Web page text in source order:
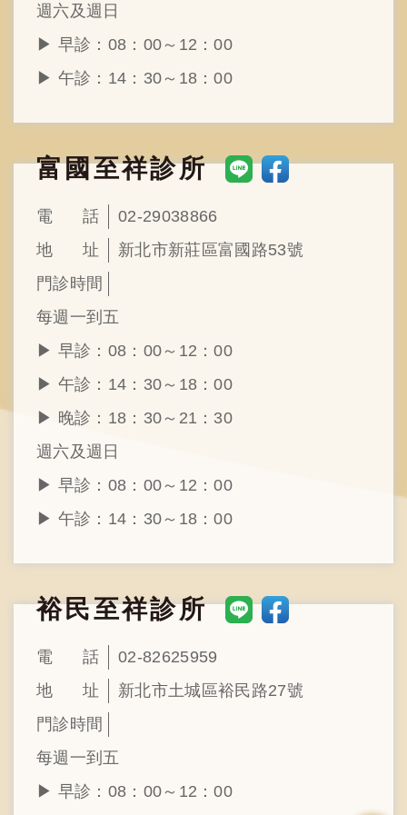
週六及週日
▶︎ 早診：08：00～12：00
▶︎ 午診：14：30～18：00
富國至祥診所
電 話
02-29038866
地
址
新北市新莊區富國路53號
門診時間
每週一到五
▶︎ 早診：08：00～12：00
▶︎ 午診：14：30～18：00
▶︎ 晚診：18：30～21：30
週六及週日
▶︎ 早診：08：00～12：00
▶︎ 午診：14：30～18：00
裕民至祥診所
電 話
02-82625959
地
址
新北市土城區裕民路27號
門診時間
每週一到五
▶︎ 早診：08：00～12：00